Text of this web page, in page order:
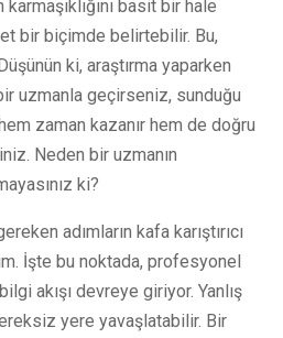
basit bir hale
bir biçimde belirtebilir. Bu,
ki, araştırma yaparken
uzmanla geçirseniz, sunduğu
zaman kazanır hem de doğru
Neden bir uzmanın
ki?
adımların kafa karıştırıcı
İşte bu noktada, profesyonel
akışı devreye giriyor. Yanlış
yere yavaşlatabilir. Bir